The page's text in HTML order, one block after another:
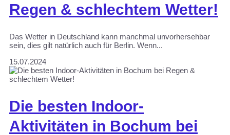
Regen & schlechtem Wetter!
Das Wetter in Deutschland kann manchmal unvorhersehbar
sein, dies gilt natürlich auch für Berlin. Wenn...
15.07.2024
Die besten Indoor-
Aktivitäten in Bochum bei